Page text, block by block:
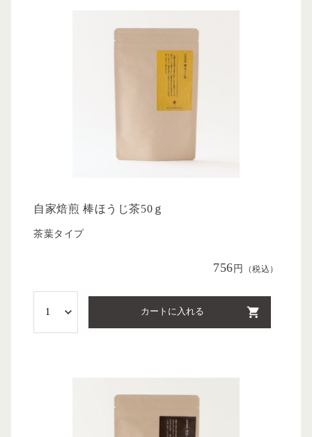
自家焙煎 棒ほうじ茶50ｇ
茶葉タイプ
756 円 （税込）
カートに入れる